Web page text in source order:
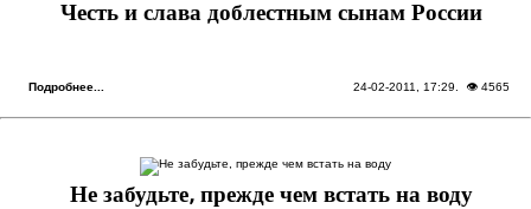
Честь и слава доблестным сынам России
Подробнее... 24-02-2011, 17:29 . 👁 4565
Не забудьте, прежде чем встать на воду